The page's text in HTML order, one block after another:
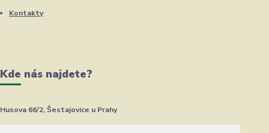
Kontakty
Kde nás najdete?
Husova 66/2, Šestajovice u Prahy